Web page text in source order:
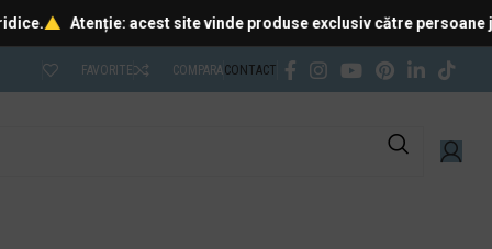
Atenție: acest site vinde produse exclusiv către persoane juridice.
FAVORITE COMPARACONTACT